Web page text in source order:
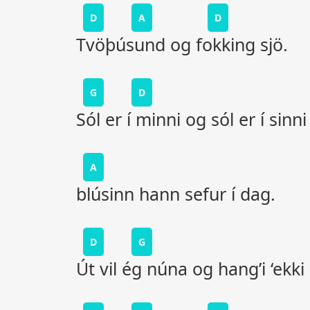
D A D
Tvöþúsund og fokking sjö.
G D
Sól er í minni og sól er í sinni
A
blúsinn hann sefur í dag.
D G
Út vil ég núna og hang’i